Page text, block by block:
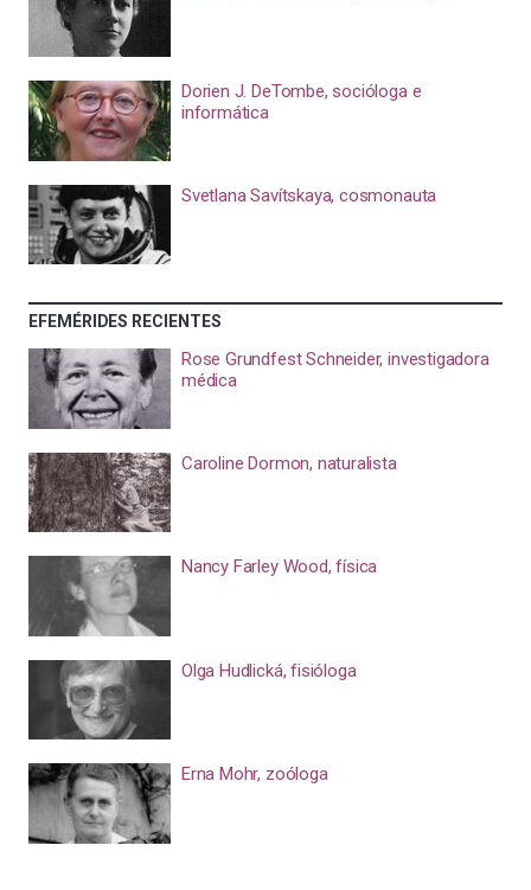
Dorien J. DeTombe, socióloga e
informática
Svetlana Savítskaya, cosmonauta
EFEMÉRIDES RECIENTES
Rose Grundfest Schneider, investigadora
médica
Caroline Dormon, naturalista
Nancy Farley Wood, física
Olga Hudlická, fisióloga
Erna Mohr, zoóloga